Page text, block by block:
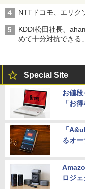
NTTドコモ、エリク
KDDI松田社長、
めて十分対抗できる」
Special Site
お値
「お
「
るオー
ロジ